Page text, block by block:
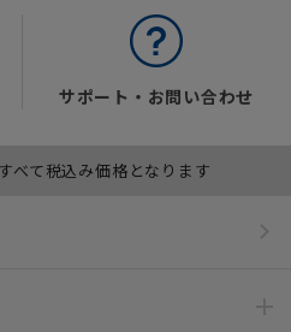
の複合型ス
みんなの
シゴト服ずかん
12,000人以上の業界
のシゴト服の着用傾